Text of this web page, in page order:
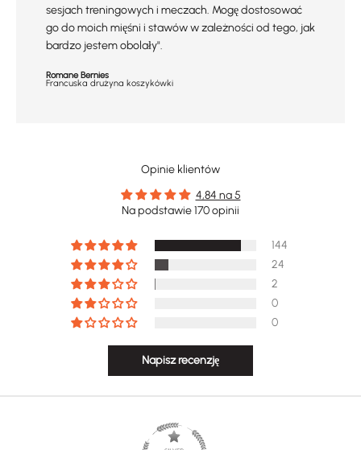
sesjach treningowych i meczach. Mogę dostosować
go do moich mięśni i stawów w zależności od tego, jak
bardzo jestem obolały".
Romane Bernies
Francuska drużyna koszykówki
Opinie klientów
4,84 na 5
Na podstawie 170 opinii
144
24
2
0
0
Napisz recenzję